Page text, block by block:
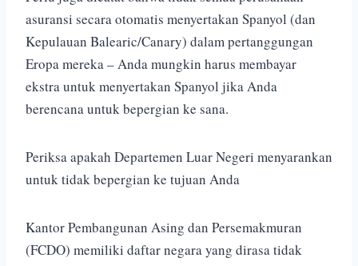
asuransi secara otomatis menyertakan Spanyol (dan
Kepulauan Balearic/Canary) dalam pertanggungan
Eropa mereka – Anda mungkin harus membayar
ekstra untuk menyertakan Spanyol jika Anda
berencana untuk bepergian ke sana.
Periksa apakah Departemen Luar Negeri menyarankan
untuk tidak bepergian ke tujuan Anda
Kantor Pembangunan Asing dan Persemakmuran
(FCDO) memiliki daftar negara yang dirasa tidak